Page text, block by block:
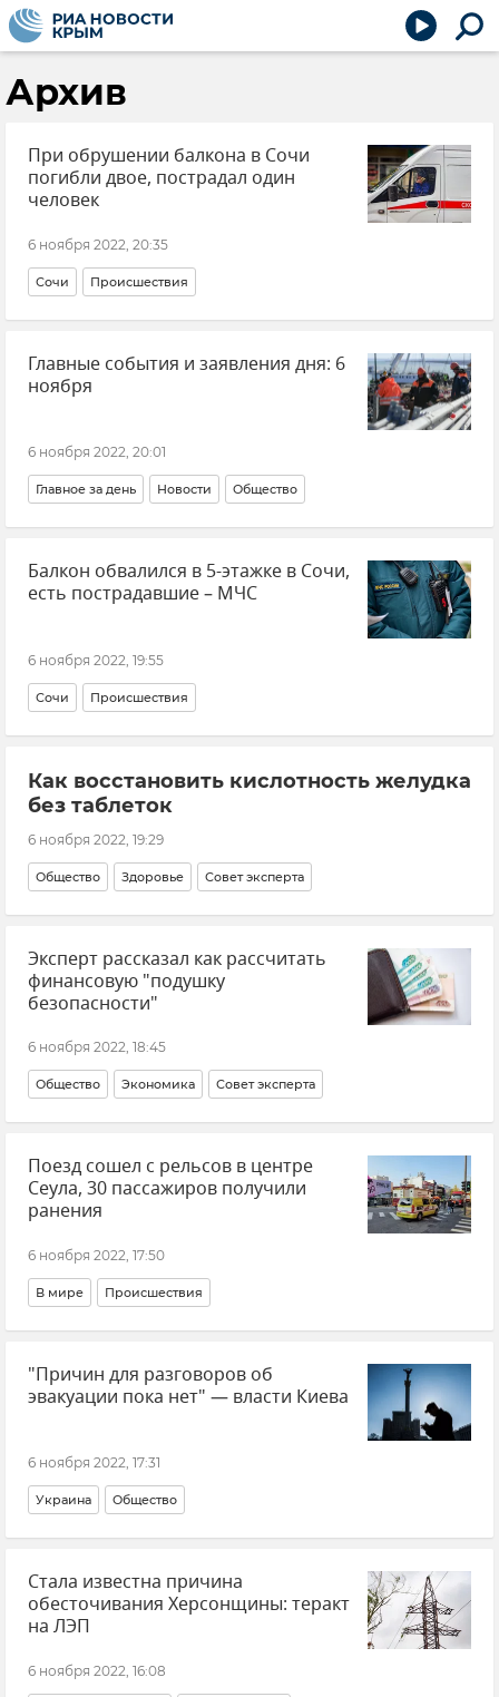
Архив
При обрушении балкона в Сочи
погибли двое, пострадал один
человек
6 ноября 2022, 20:35
Сочи Происшествия
Главные события и заявления дня: 6
ноября
6 ноября 2022, 20:01
Главное за день Новости Общество
Балкон обвалился в 5-этажке в Сочи,
есть пострадавшие – МЧС
6 ноября 2022, 19:55
Сочи Происшествия
Как восстановить кислотность желудка
без таблеток
6 ноября 2022, 19:29
Общество Здоровье Совет эксперта
Эксперт рассказал как рассчитать
финансовую "подушку
безопасности"
6 ноября 2022, 18:45
Общество Экономика Совет эксперта
Поезд сошел с рельсов в центре
Сеула, 30 пассажиров получили
ранения
6 ноября 2022, 17:50
В мире Происшествия
"Причин для разговоров об
эвакуации пока нет" — власти Киева
6 ноября 2022, 17:31
Украина Общество
Стала известна причина
обесточивания Херсонщины: теракт
на ЛЭП
6 ноября 2022, 16:08